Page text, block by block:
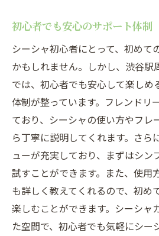
初心者でも安心のサポート体制
シーシャ初心者にとって、初めて
かもしれません。しかし、渋谷駅
では、初心者でも安心して楽しめ
体制が整っています。フレンドリ
ており、シーシャの使い方やフレ
ら丁寧に説明してくれます。さら
ューが充実しており、まずはシン
試すことができます。また、使用
も詳しく教えてくれるので、初め
楽しむことができます。シーシャ
た空間で、初心者でも気軽にシー